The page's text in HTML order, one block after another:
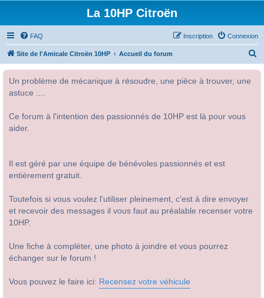
La 10HP Citroën
FAQ Connexion
Inscription
Site de l'Amicale Citroën 10HP Accueil du forum
Un problème de mécanique à résoudre, une pièce à trouver, une
astuce ....
Ce forum à l'intention des passionnés de 10HP est là pour vous
aider.
Il est géré par une équipe de bénévoles passionnés et est
entièrement gratuit.
Toutefois si vous voulez l'utiliser pleinement, c'est à dire envoyer
et recevoir des messages il vous faut au préalable recenser votre
10HP.
Une fiche à compléter, une photo à joindre et vous pourrez
échanger sur le forum !
Vous pouvez le faire ici: Recensez votre véhicule